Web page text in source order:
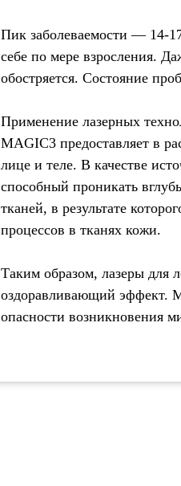
Пик заболеваемости — 14-
себе по мере взросления.
обостряется. Состояние
Применение лазерных
MAGIC3 предоставляет в
лице и теле. В качестве
способный проникать
тканей, в результате
процессов в тканях кожи.
Таким образом, лазеры для
оздоравливающий эффект.
опасности возникновения